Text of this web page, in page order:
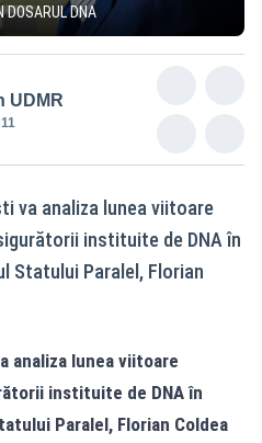
DOSARUL DNA
UDMR
va analiza lunea viitoare
instituite de DNA în
Statului Paralel, Florian
analiza lunea viitoare
instituite de DNA în
Paralel, Florian Coldea